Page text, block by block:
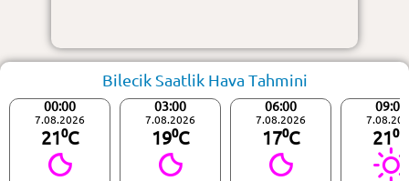
Bilecik Saatlik Hava Tahmini
00:00
7.08.2026
21⁰C
03:00
7.08.2026
19⁰C
06:00
7.08.2026
17⁰C
09:00
21⁰C